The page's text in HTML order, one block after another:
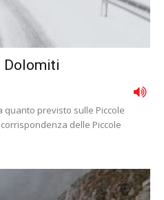
Dolomiti
previsto sulle Piccole
delle Piccole